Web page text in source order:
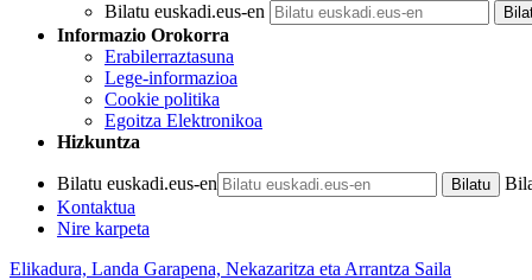
Bilatu euskadi.eus-en
Informazio Orokorra
Erabilerraztasuna
Lege-informazioa
Cookie politika
Egoitza Elektronikoa
Hizkuntza
Bilatu euskadi.eus-en
Kontaktua
Nire karpeta
Elikadura, Landa Garapena, Nekazaritza eta Arrantza Saila